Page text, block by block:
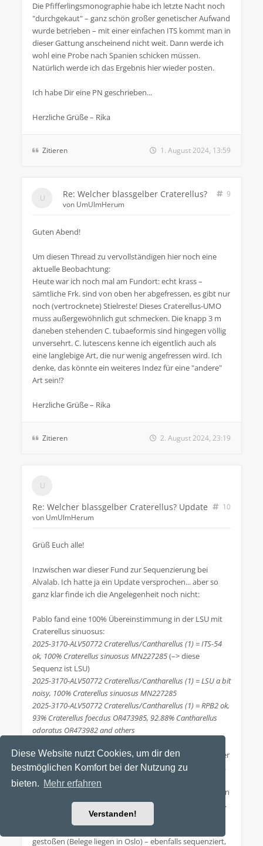
Diese Website nutzt Cookies, um dir den
bestmöglichen Komfort bei der Nutzung zu
bieten. Mehr erfahren
Verstanden!
Die Pfifferlingsmonographie habe ich letzte Nacht noch
"durchgekaut" – ganz schön großer genetischer Aufwand
wurde betrieben – mit einer einfachen ITS kommt man in
dieser Gattung anscheinend nicht weit. Dann werde ich
wohl eine Probe nach Spanien schicken müssen.
Natürlich werde ich das Ergebnis hier wieder posten.
Ich habe Dir eine PN geschrieben...
Herzliche Grüße – Rika
Zitieren 1. August 2024, 13:59
Re: Welcher blassgelber Craterellus?
9
von UmUlmHerum
Guten Abend!
Um diesen Thread zu vervollständigen hier noch eine
aktuelle Beobachtung:
Heute war ich noch mal am Fundort: echt krass –
sämtliche Frk. sind von oben her abgefressen, es gibt nur
noch (vertrocknete) Stielreste! Dieses Craterellus-UMO
muss außergewöhnlich gut schmecken. Die knapp 3 m
daneben stehenden C. tubaeformis sind hingegen völlig
unversehrt. C. lutescens kenne ich eigentlich auch als
eine langlebige Art, die nur wenig angefressen wird. Ich
denke, das könnte ein weiteres Indez für eine "andere"
Art sein!?
Herzliche Grüße – Rika
Zitieren 2. August 2024, 23:19
Re: Welcher blassgelber Craterellus? Update
10
von UmUlmHerum
Grüß Euch alle!
Inzwischen war dieser Fund zur Sequenzierung bei
Alvalab. Ich hatte ja ein Update versprochen... aber so
ganz klar finde ich die Angelegenheit noch nicht:
Pablo fand eine 100% Übereinstimmung in der LSU mit
Craterellus sinuosus:
2025-3170-ALV50772 Craterellus/Cantharellus (1) = ITS-54
ok, 100% Craterellus sinuosus MN227285(–> diese
Sequenz ist LSU)
2025-3170-ALV50772 Craterellus/Cantharellus (1) = LSU a bit
noisy, 100% Craterellus sinuosus MN227285
2025-3170-ALV50772 Craterellus/Cantharellus (1) = RPB2 ok,
93% Craterellus foecdus OR473985, 92.88% Cantharellus
odoratus OR473982 and others
Die Gattung Craterellus sollte m.E. stimmen, aber mit der
Art C. sinuosus kann ich mich nicht wirklich anfreunden.
So hat mein UMO-Fund nicht viel Ähnlichkeit mit der
Krausen Kraterelle – Farbe, Form, z.B. hat mein UMO von
Anfang an immer einen hohlen Stiel, viel kleinerer "Hut".
Deshalb habe ich weiter im Web recherchiert und bin
gestoßen (Belege liegen in Oslo) – ebenfalls sequenziert,